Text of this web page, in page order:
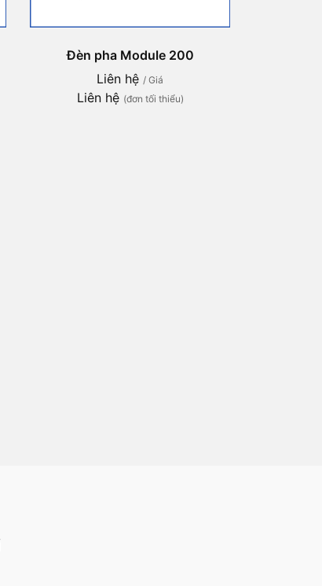
Đèn pha Module 200
Liên hệ / Giá
Liên hệ (đơn tối thiểu)